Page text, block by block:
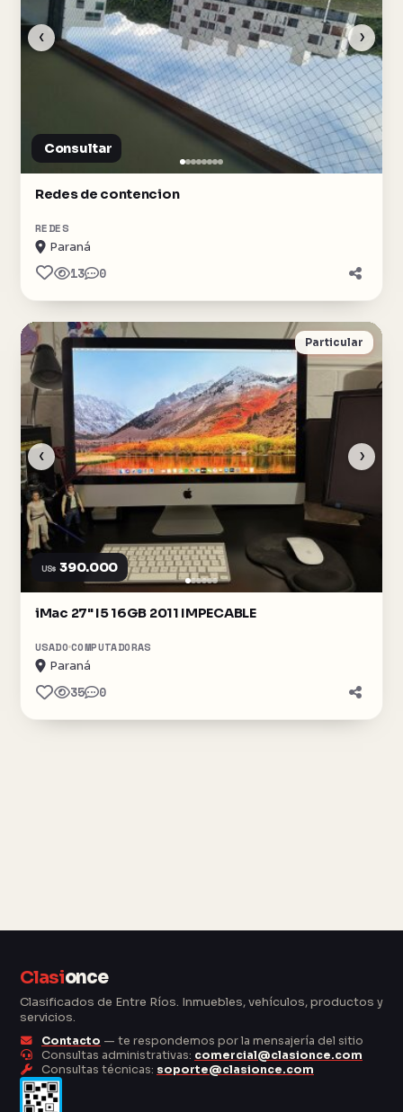
‹ ›
Consultar
Redes de contencion
REDES
Paraná
13 0
‹ ›
Particular
US$ 390.000
iMac 27" I5 16GB 2011 IMPECABLE
USADO COMPUTADORAS
Paraná
35 0
Clasionce
Clasificados de Entre Ríos. Inmuebles, vehículos, productos y
servicios.
Contacto — te respondemos por la mensajería del sitio
Consultas administrativas: comercial@clasionce.com
Consultas técnicas: soporte@clasionce.com